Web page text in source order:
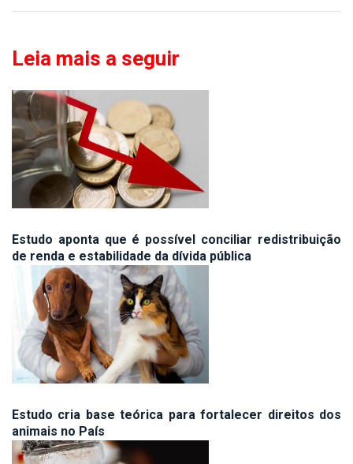
Leia mais a seguir
Estudo aponta que é possível conciliar redistribuição
de renda e estabilidade da dívida pública
Estudo cria base teórica para fortalecer direitos dos
animais no País